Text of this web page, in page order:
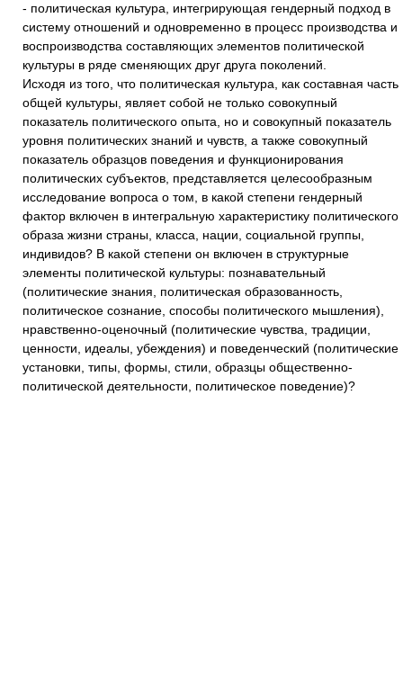
- политическая культура, интегрирующая гендерный подход в
систему отношений и одновременно в процесс производства и
воспроизводства составляющих элементов политической
культуры в ряде сменяющих друг друга поколений.
Исходя из того, что политическая культура, как составная часть
общей культуры, являет собой не только совокупный
показатель политического опыта, но и совокупный показатель
уровня политических знаний и чувств, а также совокупный
показатель образцов поведения и функционирования
политических субъектов, представляется целесообразным
исследование вопроса о том, в какой степени гендерный
фактор включен в интегральную характеристику политического
образа жизни страны, класса, нации, социальной группы,
индивидов? В какой степени он включен в структурные
элементы политической культуры: познавательный
(политические знания, политическая образованность,
политическое сознание, способы политического мышления),
нравственно-оценочный (политические чувства, традиции,
ценности, идеалы, убеждения) и поведенческий (политические
установки, типы, формы, стили, образцы общественно-
политической деятельности, политическое поведение)?